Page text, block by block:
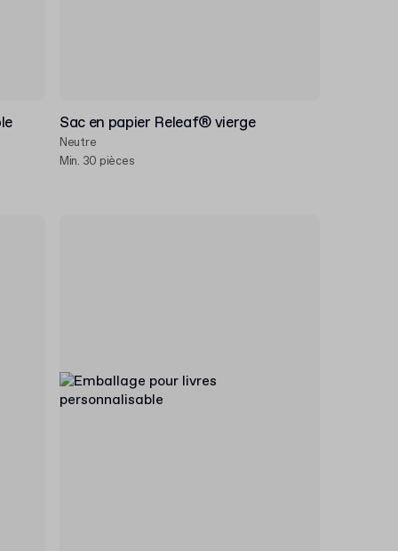
Sac en papier Releaf® vierge
Neutre
Min. 30 pièces